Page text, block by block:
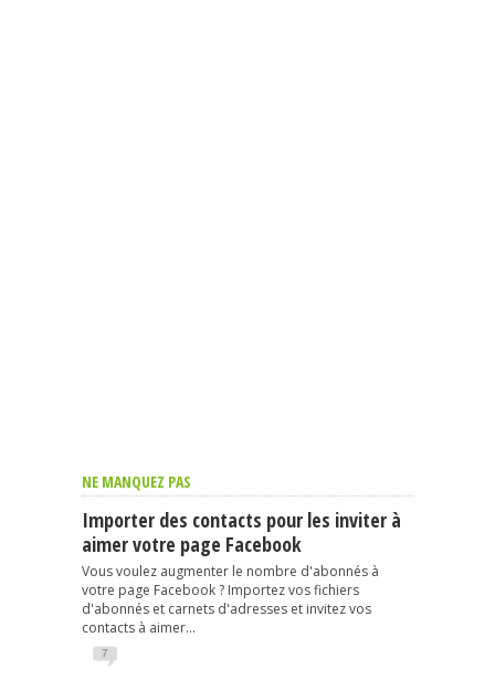
NE MANQUEZ PAS
Importer des contacts pour les inviter à
aimer votre page Facebook
Vous voulez augmenter le nombre d'abonnés à
votre page Facebook ? Importez vos fichiers
d'abonnés et carnets d'adresses et invitez vos
contacts à aimer...
7